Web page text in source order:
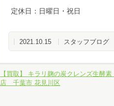
定休日：日曜日・祝日
2021.10.15 スタッフブログ
【買取】 キラリ麹の炭クレンズ生酵
店 千葉市 花見川区